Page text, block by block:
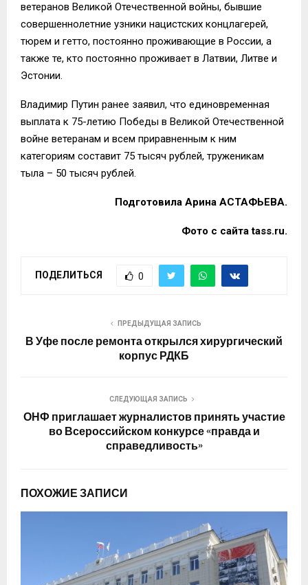
ветеранов Великой Отечественной войны, бывшие
совершеннолетние узники нацистских концлагерей,
тюрем и гетто, постоянно проживающие в России, а
также те, кто постоянно проживает в Латвии, Литве и
Эстонии.
Владимир Путин ранее заявил, что единовременная
выплата к 75-летию Победы в Великой Отечественной
войне ветеранам и всем приравненным к ним
категориям составит 75 тысяч рублей, труженикам
тыла – 50 тысяч рублей.
Подготовила Арина АСТАФЬЕВА.
Фото с сайта tass.ru.
ПОДЕЛИТЬСЯ 0
ПРЕДЫДУЩАЯ ЗАПИСЬ
В Уфе после ремонта открылся хирургический
корпус РДКБ
СЛЕДУЮЩАЯ ЗАПИСЬ
ОНФ приглашает журналистов принять участие
во Всероссийском конкурсе «правда и
справедливость»
ПОХОЖИЕ ЗАПИСИ